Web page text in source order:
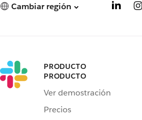
Cambiar región
PRODUCTO
PRODUCTO
Ver demostración
Precios